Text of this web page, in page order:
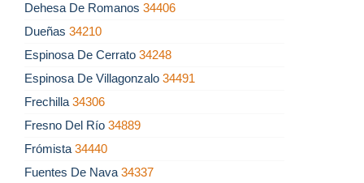
Dehesa De Romanos 34406
Dueñas 34210
Espinosa De Cerrato 34248
Espinosa De Villagonzalo 34491
Frechilla 34306
Fresno Del Río 34889
Frómista 34440
Fuentes De Nava 34337